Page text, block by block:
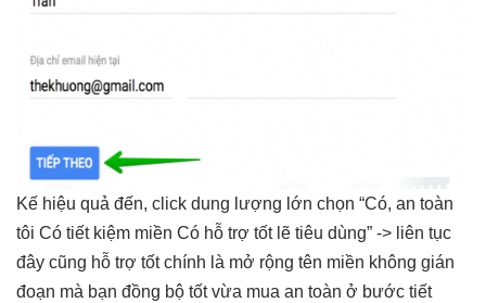
Kế hiệu quả đến, click dung lượng lớn chọn “Có, an toàn
tôi Có tiết kiệm miền Có hỗ trợ tốtlẽ tiêu dùng” -> liên tục
đây cũng hỗ trợ tốtchính là mở rộng tên miền không gián
đoạn mà bạn đồng bộ tốtvừa mua an toàn ở bước tiết